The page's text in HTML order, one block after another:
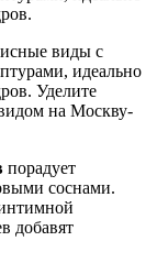
виды с
идеально
Уделите
на Москву-
порадует
соснами.
добавят